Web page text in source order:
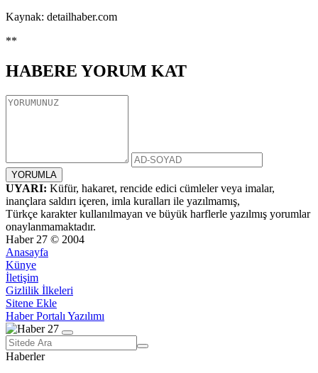
Kaynak: detailhaber.com
**
HABERE YORUM KAT
UYARI: Küfür, hakaret, rencide edici cümleler veya imalar,
inançlara saldırı içeren, imla kuralları ile yazılmamış,
Türkçe karakter kullanılmayan ve büyük harflerle yazılmış yorumlar
onaylanmamaktadır.
Haber 27 © 2004
Anasayfa
Künye
İletişim
Gizlilik İlkeleri
Sitene Ekle
Haber Portalı Yazılımı
Haberler